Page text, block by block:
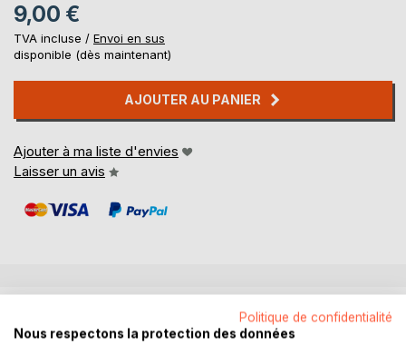
9,00 €
TVA incluse / Envoi en sus
disponible (dès maintenant)
AJOUTER AU PANIER
Ajouter à ma liste d'envies
Laisser un avis
Politique de confidentialité
Nous respectons la protection des données